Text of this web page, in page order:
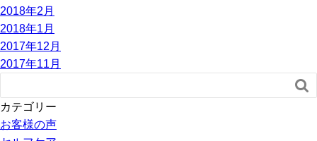
2018年2月
2018年1月
2017年12月
2017年11月

カテゴリー
お客様の声